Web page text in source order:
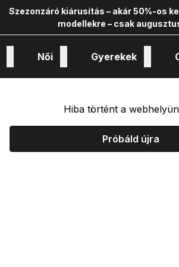
Szezonzáró kiárusítás – akár 50%-os
modellekre – csak
Női Gyerekek
Hiba történt a
Próbáld újra